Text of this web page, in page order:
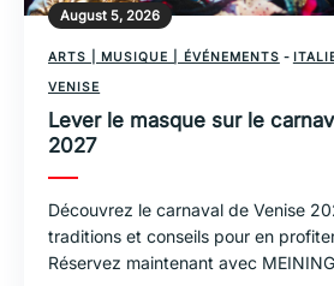
August 5, 2026
ARTS | MUSIQUE | ÉVÉNEMENTS -
VENISE
Lever le masque sur le
2027
Découvrez le carnaval de Venise
traditions et conseils pour en
Réservez maintenant avec